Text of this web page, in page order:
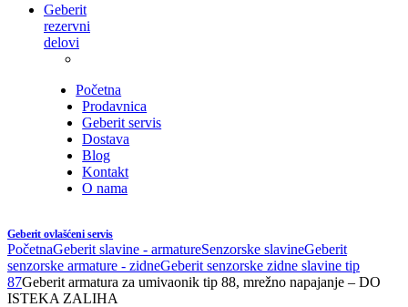
Geberit
rezervni
delovi
Početna
Prodavnica
Geberit servis
Dostava
Blog
Kontakt
O nama
Geberit ovlašćeni servis
PočetnaGeberit slavine - armatureSenzorske slavineGeberit
senzorske armature - zidneGeberit senzorske zidne slavine tip
87Geberit armatura za umivaonik tip 88, mrežno napajanje – DO
ISTEKA ZALIHA